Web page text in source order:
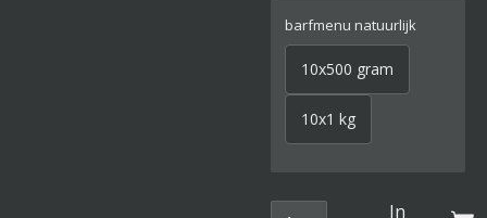
barfmenu natuurlijk
10x500 gram
10x1 kg
In